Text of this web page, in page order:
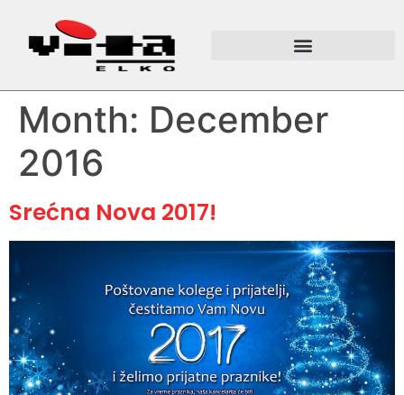
Month: December
2016
Srećna Nova 2017!